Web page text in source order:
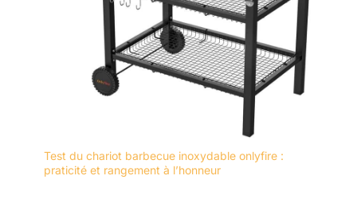
Test du chariot barbecue inoxydable onlyfire :
praticité et rangement à l’honneur